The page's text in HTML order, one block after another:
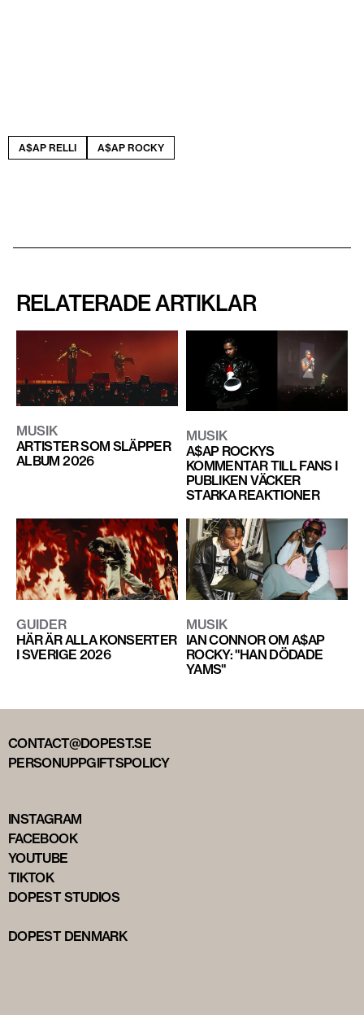
A$AP RELLI A$AP ROCKY
RELATERADE ARTIKLAR
MUSIK
ARTISTER SOM SLÄPPER
ALBUM 2026
MUSIK
A$AP ROCKYS
KOMMENTAR TILL FANS I
PUBLIKEN VÄCKER
STARKA REAKTIONER
GUIDER
HÄR ÄR ALLA KONSERTER
I SVERIGE 2026
MUSIK
IAN CONNOR OM A$AP
ROCKY: "HAN DÖDADE
YAMS"
CONTACT@DOPEST.SE
PERSONUPPGIFTSPOLICY
INSTAGRAM
FACEBOOK
YOUTUBE
TIKTOK
DOPEST STUDIOS
DOPEST DENMARK